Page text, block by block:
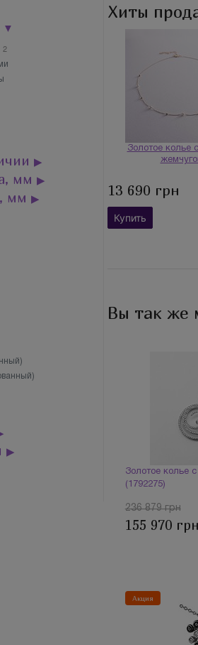
▼
2
▶
мм ▶
мм ▶
▶
Хиты
Золотое колье
13 690 грн
Купить
Вы так же
Золотое колье
(1792275)
236 879 грн
155 970 грн
Акция